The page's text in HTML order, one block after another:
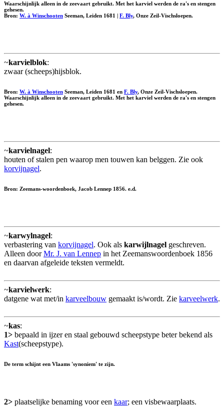
Waarschijnlijk alleen in de zeevaart gebruikt. Met het karviel werden de ra's en stengen
gehesen.
Bron: W. à Winschooten Seeman, Leiden 1681 | F. Bly, Onze Zeil-Vischsloepen.
~karvielblok:
zwaar (scheeps)hijsblok.
Bron: W. à Winschooten Seeman, Leiden 1681 en F. Bly, Onze Zeil-Vischsloepen.
Waarschijnlijk alleen in de zeevaart gebruikt. Met het karviel werden de ra's en stengen
gehesen.
~karvielnagel:
houten of stalen pen waarop men touwen kan belggen. Zie ook
korvijnagel.
Bron: Zeemans-woordenboek, Jacob Lennep 1856. e.d.
~karwylnagel:
verbastering van korvijnagel. Ook als karwijlnagel geschreven.
Alleen doorMr. J. van Lennep in het Zeemanswoordenboek 1856
en daarvan afgeleide teksten vermeldt.
~karvielwerk:
datgene wat met/in karveelbouw gemaakt is/wordt. Zie karveelwerk.
~kas:
1> bepaald in ijzer en staal gebouwd scheepstype beter bekend als
Kast(scheepstype).
De term schijnt een Vlaams 'synoniem' te zijn.
2> plaatselijke benaming voor een kaar; een visbewaarplaats.